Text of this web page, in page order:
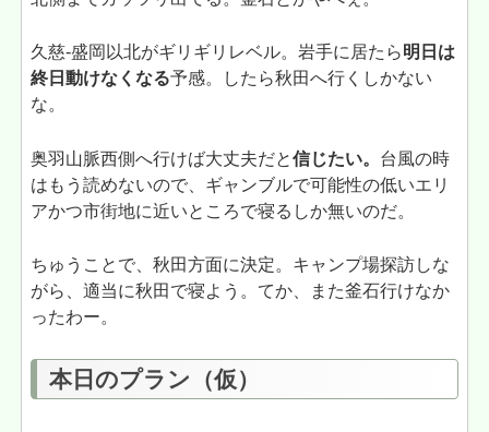
久慈-盛岡以北がギリギリレベル。岩手に居たら明日は
終日動けなくなる予感。したら秋田へ行くしかない
な。
奥羽山脈西側へ行けば大丈夫だと信じたい。 台風の時
はもう読めないので、ギャンブルで可能性の低いエリ
アかつ市街地に近いところで寝るしか無いのだ。
ちゅうことで、秋田方面に決定。キャンプ場探訪しな
がら、適当に秋田で寝よう。てか、また釜石行けなか
ったわー。
本日のプラン（仮）